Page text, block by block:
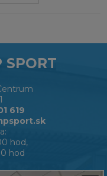
619
hod,
hod